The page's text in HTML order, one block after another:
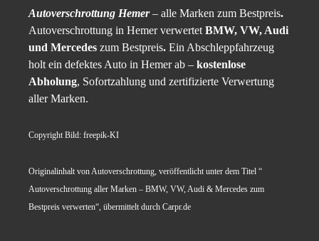
Autoverschrottung Hemer– alle Marken zum Bestpreis.
Autoverschrottung in Hemer verwertet BMW, VW, Audi
und Mercedes zum Bestpreis. Ein Abschleppfahrzeug
holt ein defektes Auto in Hemer ab – kostenlose
Abholung, Sofortzahlung und zertifizierte Verwertung
aller Marken.
Copyright Bild: freepik-KI
Originalinhalt von Autoverschrottung, veröffentlicht unter dem Titel “
Autoverschrottung aller Marken – BMW, VW, Audi & Mercedes zum
Bestpreis verwerten“, übermittelt durch Carpr.de